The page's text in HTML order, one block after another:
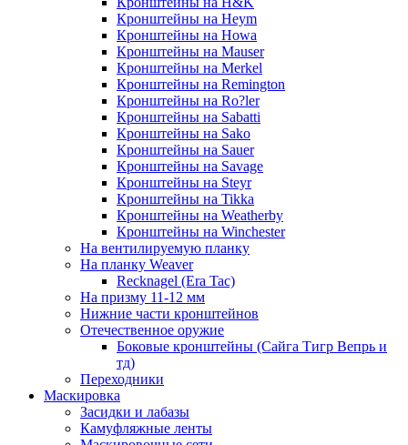
Кронштейны на Heym
Кронштейны на Howa
Кронштейны на Mauser
Кронштейны на Merkel
Кронштейны на Remington
Кронштейны на Ro?ler
Кронштейны на Sabatti
Кронштейны на Sako
Кронштейны на Sauer
Кронштейны на Savage
Кронштейны на Steyr
Кронштейны на Tikka
Кронштейны на Weatherby
Кронштейны на Winchester
На вентилируемую планку
На планку Weaver
Recknagel (Era Tac)
На призму 11-12 мм
Нижние части кронштейнов
Отечественное оружие
Боковые кронштейны (Сайга Тигр Вепрь и
тд)
Переходники
Маскировка
Засидки и лабазы
Камуфляжные ленты